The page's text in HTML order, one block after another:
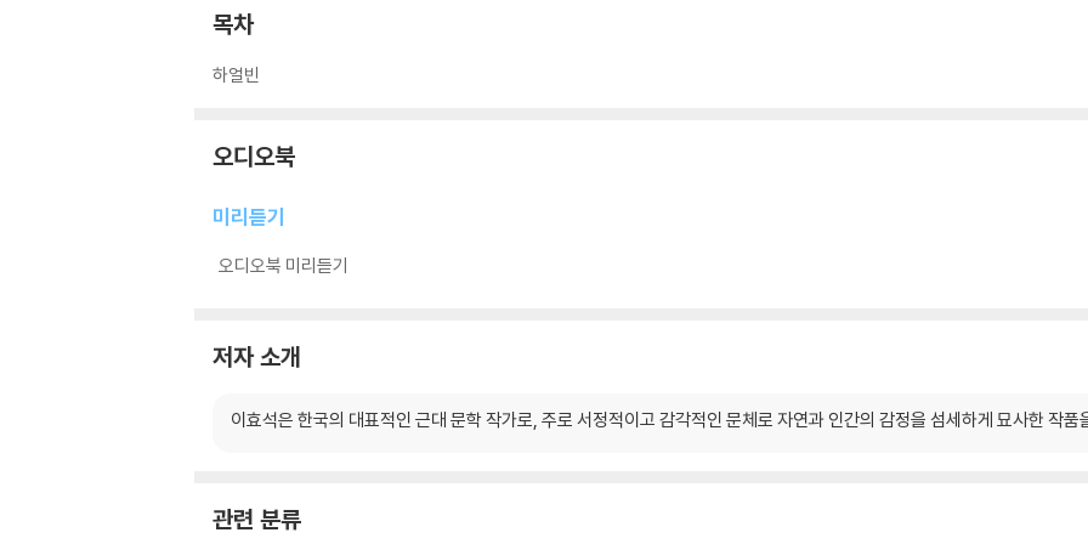
목차
하얼빈
오디오북
미리듣기
오디오북 미리듣기
저자 소개
이효석은 한국의 대표적인 근대 문학 작가로, 주로 서정적이고 감각적인 문체로 자연과 인간의 감정을 섬세하게 묘사한 작품
관련 분류